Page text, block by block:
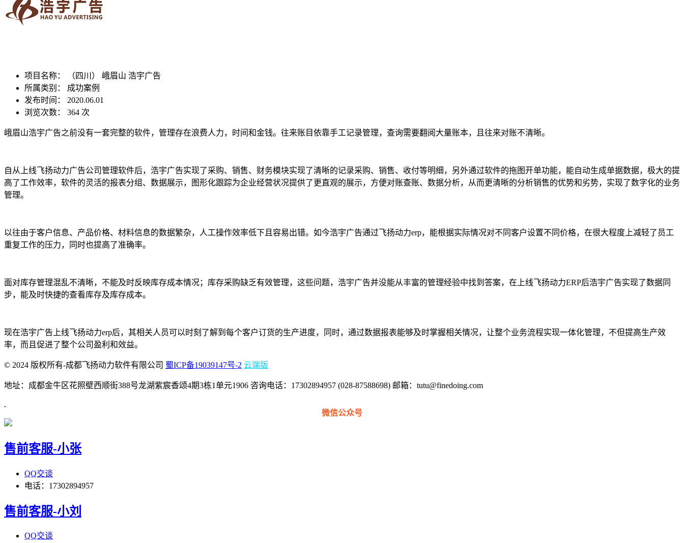
项目名称：
（四川） 峨眉山 浩宇广告
所属类别： 成功案例
发布时间： 2020.06.01
浏览次数： 364 次
峨眉山浩宇广告之前没有一套完整的软件，管理存在浪费人力，时间和金钱。往来账目依靠手工记录管理，查询需要翻阅大量账本，且往来对账不清晰。
自从上线飞扬动力广告公司管理软件后，浩宇广告实现了采购、销售、财务模块实现了清晰的记录采购、销售、收付等明细，另外通过软件的拖图开单功能，能自动生成单据数据，极大的提
高了工作效率，软件的灵活的报表分组、数据展示，图形化跟踪为企业经营状况提供了更直观的展示，方便对账查账、数据分析，从而更清晰的分析销售的优势和劣势，实现了数字化的业务
管理。
以往由于客户信息、产品价格、材料信息的数据繁杂，人工操作效率低下且容易出错。如今浩宇广告通过飞扬动力erp，能根据实际情况对不同客户设置不同价格，在很大程度上减轻了员工
重复工作的压力，同时也提高了准确率。
面对库存管理混乱不清晰，不能及时反映库存成本情况；库存采购缺乏有效管理，这些问题，浩宇广告并没能从丰富的管理经验中找到答案，在上线飞扬动力ERP后浩宇广告实现了数据同
步，能及时快捷的查看库存及库存成本。
现在浩宇广告 上线飞扬动力erp后，其相关人员可以时刻了解到每个客户订货的生产进度，同时，通过数据报表能够及时掌握相关情况，让整个业务流程实现一体化管理，不但提高生产效
率，而且促进了整个公司盈利和效益。
© 2024 版权所有-成都飞扬动力软件有限公司 蜀ICP备19039147号-2 云端版
地址：成都金牛区花照壁西顺街388号龙湖紫宸香颂4期3栋1单元1906 咨询电话：17302894957 (028-87588698) 邮箱：tutu@finedoing.com
微信公众号
售前客服-小张
QQ交谈
电话：17302894957
售前客服-小刘
QQ交谈